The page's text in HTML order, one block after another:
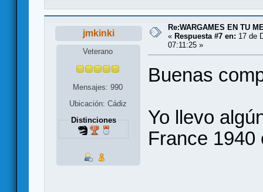
jmkinki
Veterano
Mensajes: 990
Ubicación: Cádiz
Distinciones
Re:WARGAMES EN TU
« Respuesta #7 en: 17 de
07:11:25 »
Buenas
Yo llevo
France 1940